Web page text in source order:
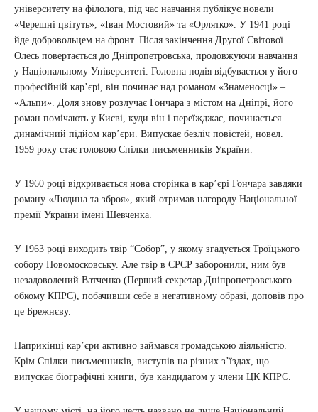
університету на філолога, під час навчання публікує новели
«Черешні цвітуть», «Іван Мостовий» та «Орлятко». У 1941 році
йде добровольцем на фронт. Після закінчення Другої Світової
Олесь повертається до Дніпропетровська, продовжуючи навчання
у Національному Університеті. Головна подія відбувається у його
професійній кар’єрі, він починає над романом «Знаменосці» –
«Альпи». Доля знову розлучає Гончара з містом на Дніпрі, його
роман помічають у Києві, куди він і переїжджає, починається
динамічний підйом кар’єри. Випускає безліч повістей, новел.
1959 року стає головою Спілки письменників України.
У 1960 році відкривається нова сторінка в кар’єрі Гончара завдяки
роману «Людина та зброя», який отримав нагороду Національної
премії України імені Шевченка.
У 1963 році виходить твір “Собор”, у якому згадується Троїцького
собору Новомосковську. Але твір в СРСР заборонили, ним був
незадоволений Ватченко (Перший секретар Дніпропетровського
обкому КПРС), побачивши себе в негативному образі, доповів про
це Брежнєву.
Наприкінці кар’єри активно займався громадською діяльністю.
Крім Спілки письменників, виступів на різних з’їздах, що
випускає біографічні книги, був кандидатом у члени ЦК КПРС.